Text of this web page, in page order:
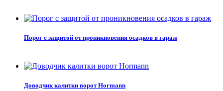
Порог с защитой от проникновения осадков в гараж
Доводчик калитки ворот Hormann